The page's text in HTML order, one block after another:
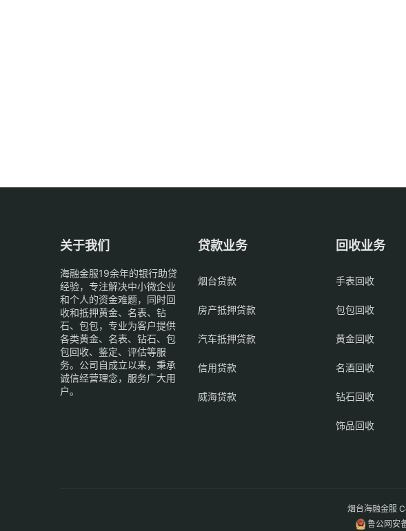
关于我们
海融金服19余年的银行助贷
经验，专注解决中小微企业
和个人的资金难题，同时回
收和抵押黄金、名表、钻
石、包包，专业为客户提供
各类黄金、名表、钻石、包
包回收、鉴定、评估等服
务。公司自成立以来，秉承
诚信经营理念，服务广大用
户。
贷款业务
烟台贷款
房产抵押贷款
汽车抵押贷款
信用贷款
威海贷款
回收业务
手表回收
包包回收
黄金回收
名酒回收
钻石回收
饰品回收
烟台海融金服
鲁公网安